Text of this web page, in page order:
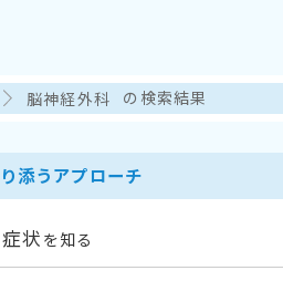
脳神経外科 の検索結果
添うアプローチ
症状 を知る